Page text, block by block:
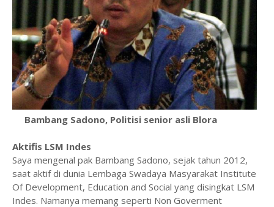
Bambang Sadono, Politisi senior asli Blora
Aktifis LSM Indes
Saya mengenal pak Bambang Sadono, sejak tahun 2012,
saat aktif di dunia Lembaga Swadaya Masyarakat Institute
Of Development, Education and Social yang disingkat LSM
Indes. Namanya memang seperti Non Goverment